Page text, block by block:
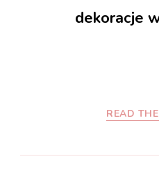
dekoracje
READ